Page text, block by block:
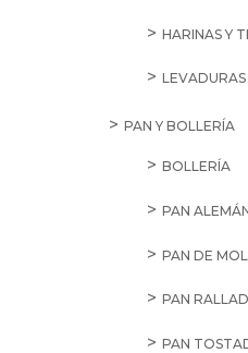
HARINAS Y
LEVADURAS
PAN Y BOLLERÍA
BOLLERÍA
PAN
PAN DE
PAN
PAN